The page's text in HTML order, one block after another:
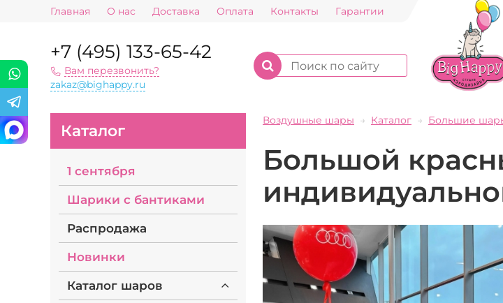
Главная О нас Доставка Оплата Контакты Гарантии
+7 (495) 133-65-42
Вам перезвонить?
zakaz@bighappy.ru
Каталог
1 сентября
Шарики с бантиками
Распродажа
Новинки
Каталог шаров
Воздушные шары Каталог Большие
Большой